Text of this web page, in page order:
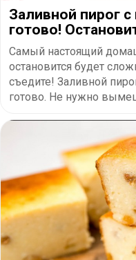
Заливной пирог
готово!
Самый настоящий
остановится будет
съедите! Заливной
готово. Не нужно